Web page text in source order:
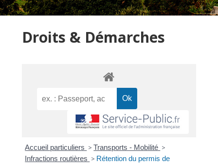
Droits & Démarches
Accueil particuliers > Transports - Mobilité >
Infractions routières > Rétention du permis de